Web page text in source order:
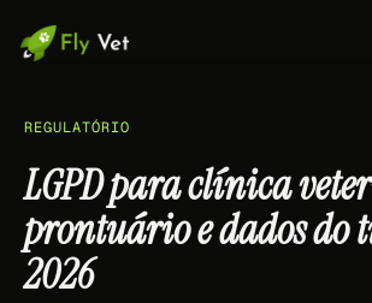
REGULATÓRIO
LGPD para clínica
prontuário e dados do
2026